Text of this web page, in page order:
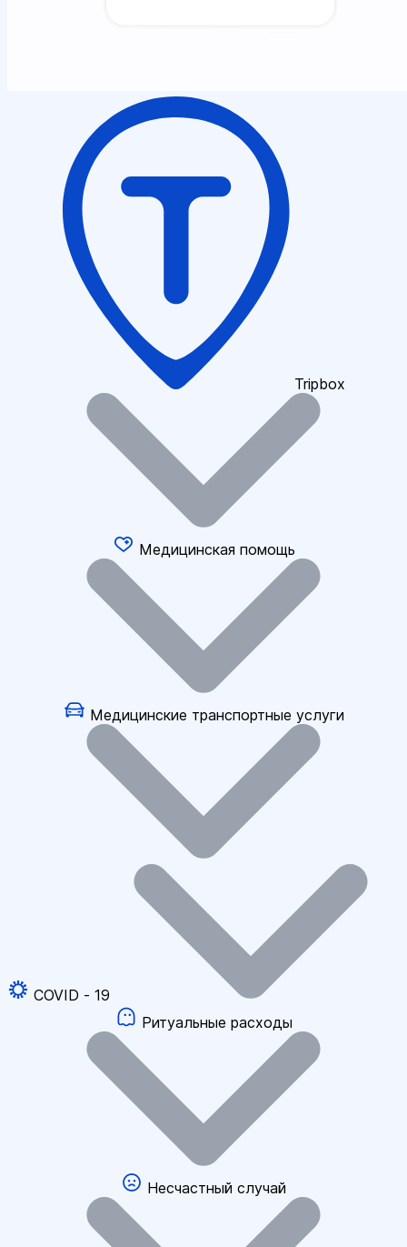
Tripbox
Медицинская помощь
Медицинские транспортные услуги
COVID - 19
Ритуальные расходы
Несчастный случай